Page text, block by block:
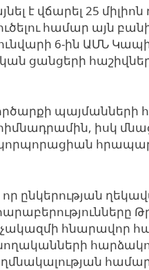
է վճարել 25
համար այն
6-ին ԱՄՆ
ցանցերի
պայմանների
իսկ
ընկերության
հնարավոր